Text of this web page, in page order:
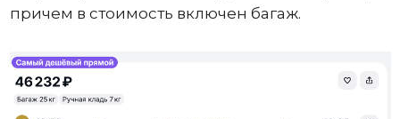
причем в стоимость включен багаж.